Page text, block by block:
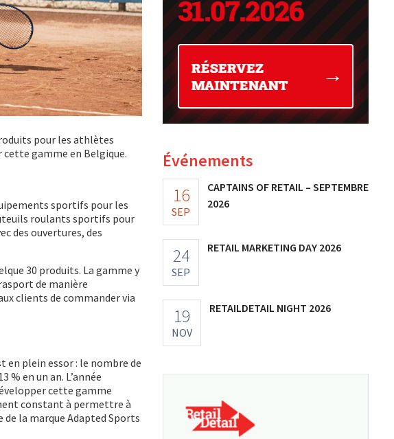
pour les athlètes
cette gamme en Belgique.
sportifs pour les
roulants sportifs pour
des ouvertures, des
30 produits. La gamme y
de manière
clients de commander via
en plein essor : le nombre de
% en un an. L’année
cette gamme
constant à permettre à
la marque Adapted Sports
Événements
16
SEP
CAPTAINS OF RETAIL – SEPTEMBRE
2026
24
SEP
RETAIL MARKETING DAY 2026
19
NOV
RETAILDETAIL NIGHT 2026